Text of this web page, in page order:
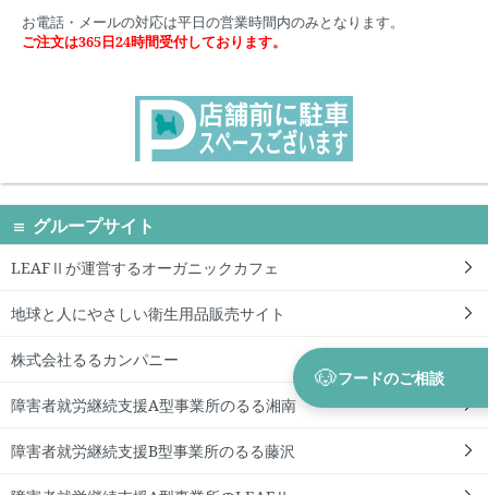
お電話・メールの対応は平日の営業時間内のみとなります。
ご注文は365日24時間受付しております。
グループサイト
LEAFⅡが運営するオーガニックカフェ
地球と人にやさしい衛生用品販売サイト
株式会社るるカンパニー
障害者就労継続支援A型事業所のるる湘南
障害者就労継続支援B型事業所のるる藤沢
🐶フードのご相談